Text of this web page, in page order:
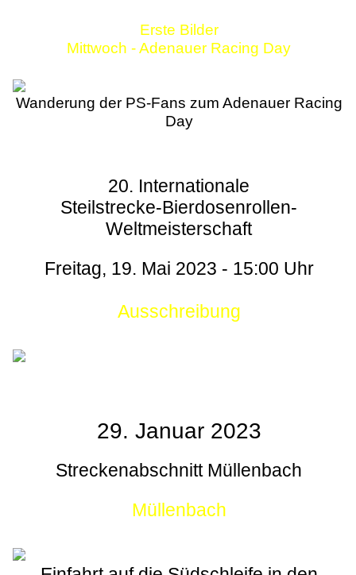
Erste Bilder
Mittwoch - Adenauer Racing Day
Wanderung der PS-Fans zum Adenauer Racing
Day
20. Internationale
Steilstrecke-Bierdosenrollen-
Weltmeisterschaft
Freitag, 19. Mai 2023 - 15:00 Uhr
Ausschreibung
29. Januar 2023
Streckenabschnitt Müllenbach
Müllenbach